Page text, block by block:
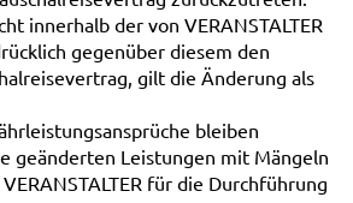
innerhalb der von VERANSTALTER
gegenüber diesem den
gilt die Änderung als
bleiben
geänderten Leistungen mit Mängeln
für die Durchführung